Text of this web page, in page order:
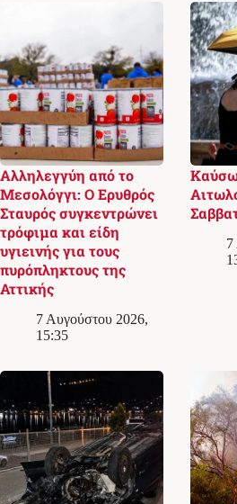
Αλληλεγγύη από το
Μεσολόγγι: Ο Ερυθρός
Σταυρός συγκεντρώνει
τρόφιμα και είδη
υγιεινής για τους
πυρόπληκτους της
Αττικής
7 Αυγούστου 2026,
15:35
7